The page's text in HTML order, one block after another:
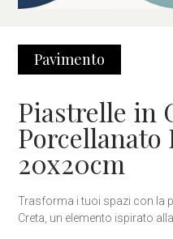
Pavimento
Piastrelle in
Porcellanato
20x20cm
Trasforma i tuoi spazi con la
Creta, un elemento ispirato